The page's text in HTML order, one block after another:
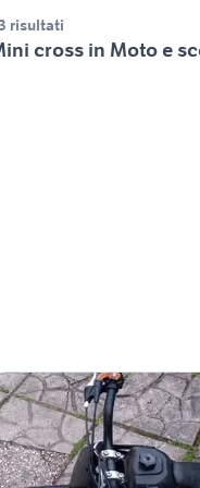
risultati
cross in Moto e